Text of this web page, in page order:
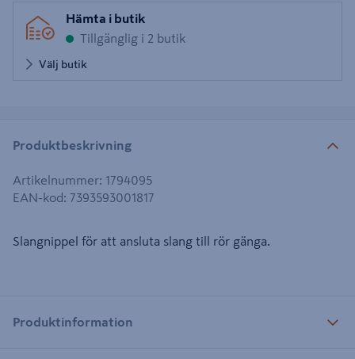
Hämta i butik
Tillgänglig i 2 butik
Välj butik
Produktbeskrivning
Artikelnummer: 1794095
EAN-kod: 7393593001817
Slangnippel för att ansluta slang till rör gänga.
Produktinformation